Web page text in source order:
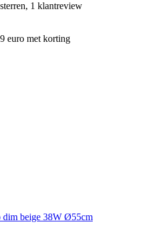
1 klantreview
euro met korting
dim beige 38W Ø55cm